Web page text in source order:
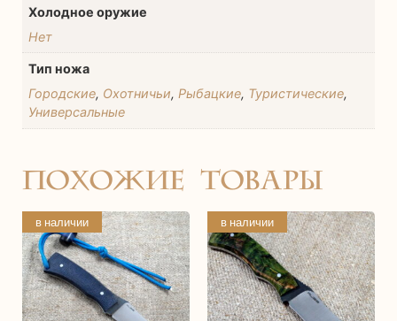
Холодное оружие
Нет
Тип ножа
Городские, Охотничьи, Рыбацкие, Туристические,
Универсальные
Похожие товары
в наличии в наличии